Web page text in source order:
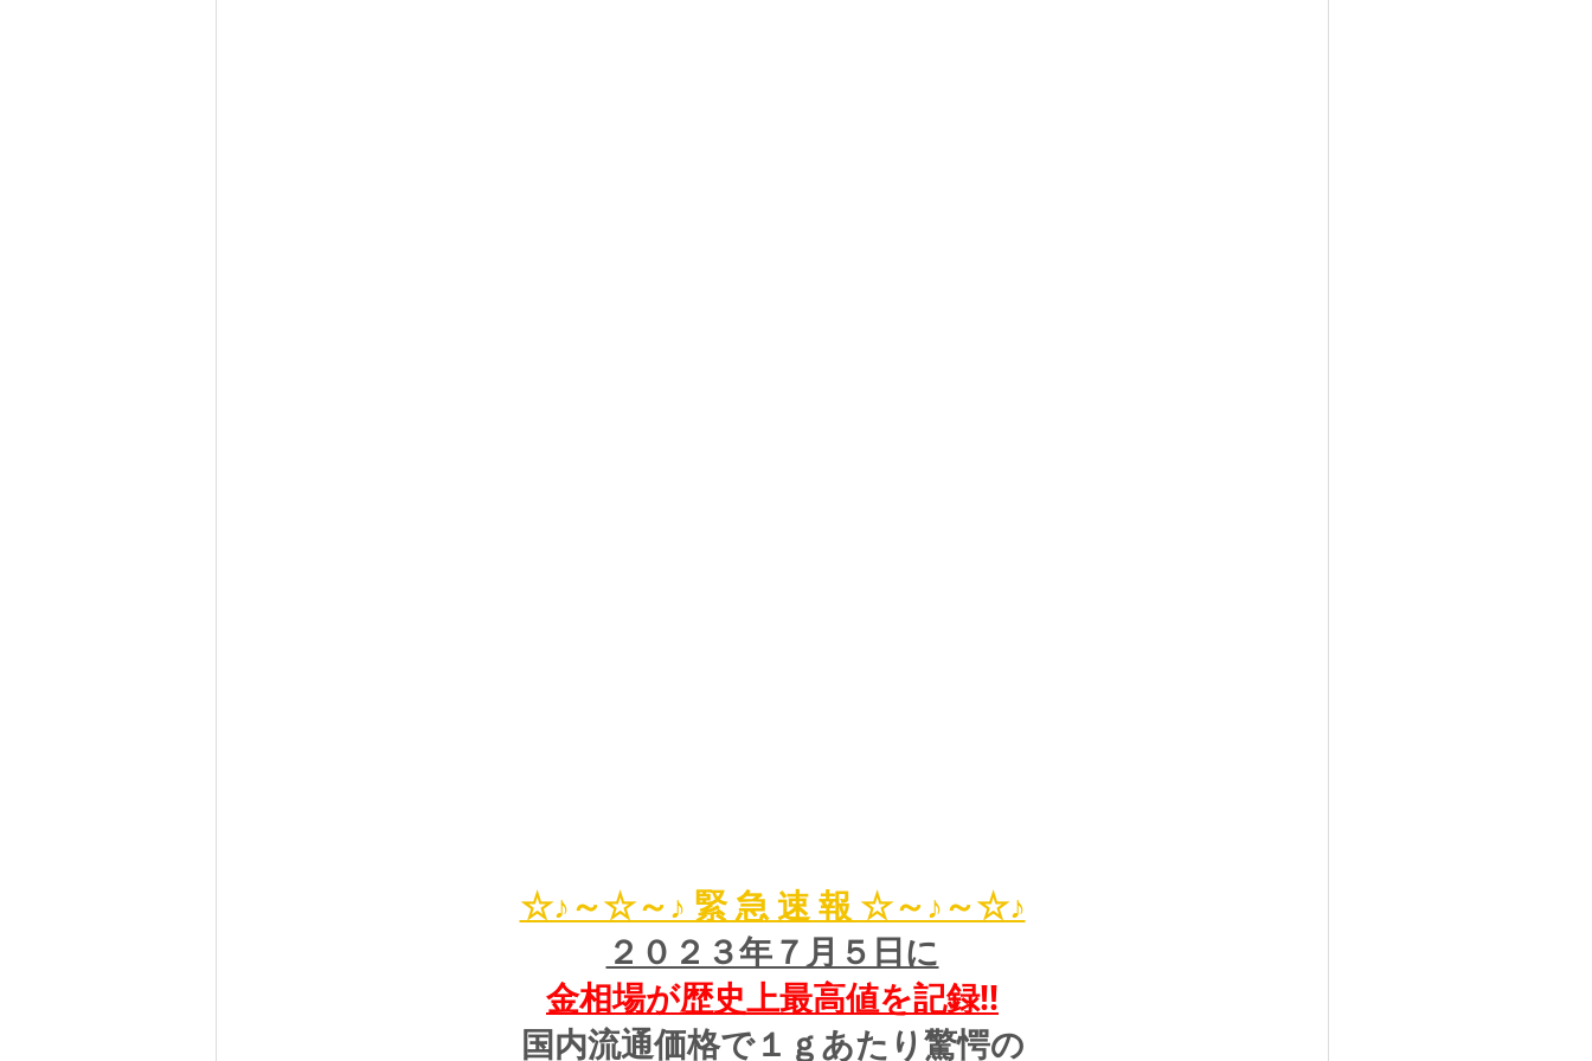
☆♪～☆～♪ 緊 急 速 報 ☆～♪～☆♪
２０２３年７月５日に
金相場が歴史上最高値を記録!!
国内流通価格で１ｇあたり驚愕の